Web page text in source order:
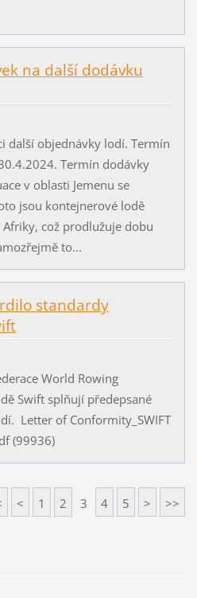
na další dodávku
další objednávky lodí. Termín
Termín dodávky
v oblasti Jemenu se
jsou kontejnerové lodě
což prodlužuje dobu
to...
standardy
World Rowing
Swift splňují předepsané
Letter of Conformity_SWIFT
(99936)
< 1 2 3 4 5 > >>